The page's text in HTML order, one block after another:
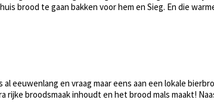
brood te gaan bakken voor hem en Sieg. En die
en vraag maar eens aan een lokale
broodsmaak inhoudt en het brood mals maakt!